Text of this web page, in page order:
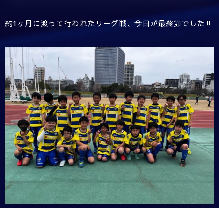
約1ヶ月に渡って行われたリーグ戦、今日が最終節でした‼️